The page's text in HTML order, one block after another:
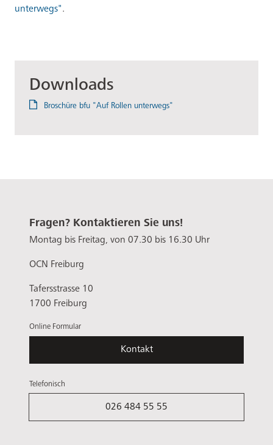
unterwegs".
Downloads
Broschüre bfu "Auf Rollen unterwegs"
Fragen? Kontaktieren Sie uns!
Montag bis Freitag, von 07.30 bis 16.30 Uhr
OCN Freiburg
Tafersstrasse 10
1700 Freiburg
Online Formular
Kontakt
Telefonisch
026 484 55 55